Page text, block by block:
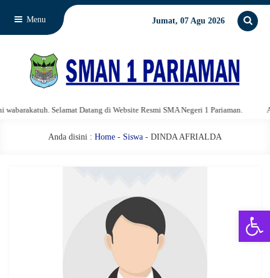
Menu Jumat, 07 Agu 2026
Selamat Datang di Website Resmi SMA Negeri 1 Pariaman.
Anda disini : Home - Siswa - DINDA AFRIALDA